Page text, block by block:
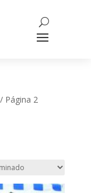
Página 2